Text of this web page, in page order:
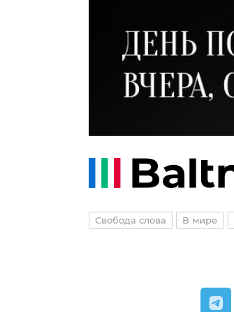
Свобода слова В мире